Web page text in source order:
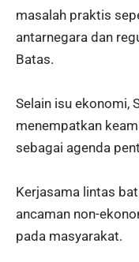
masalah praktis
antarnegara dan
Batas.
Selain isu ekonomi,
menempatkan
sebagai agenda
Kerjasama lintas
ancaman non-
pada masyarakat.